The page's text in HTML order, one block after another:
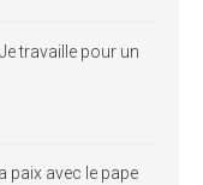
travaille pour un
paix avec le pape